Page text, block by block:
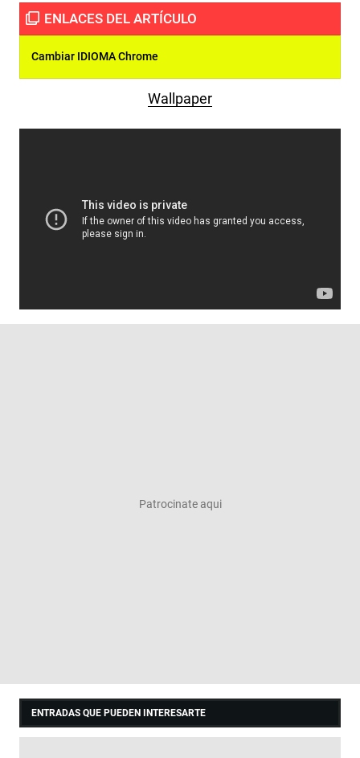
Cambiar IDIOMA Chrome
Wallpaper
ENTRADAS QUE PUEDEN INTERESARTE